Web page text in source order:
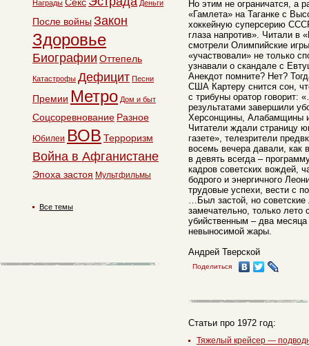
Но этим не ограничатся, а
«Гамлета» на Таганке с
хоккейную суперсерию
глаза напротив». Читали в
смотрели Олимпийские
«участвовали» не только
узнавали о скандале с
Анекдот помните? Нет?
США Картеру снится сон,
с трибуны оратор говорит:
результатами завершили
Херсонщины, Алабамщины
Читатели ждали страницу
газете», телезрители
восемь вечера давали, как
в девять всегда –
кадров советских вождей,
бодрого и энергичного
трудовые успехи, вести с
…Был застой, но
замечательно, только лето
убийственным – два
невыносимой жары.
Андрей Тверской
Поделиться
Статьи про 1972 год:
Тяжелый крейсер —
Награды Деньги
После войны Закон
Здоровье
Биографии Оттепель
Катастрофы Дефицит Песни
Премии Метро Дом и быт
Соцсоревнование Разное
Юбилеи ВОВ Терроризм
Война в Афганистане
Эпоха застоя Мультфильмы
Все темы